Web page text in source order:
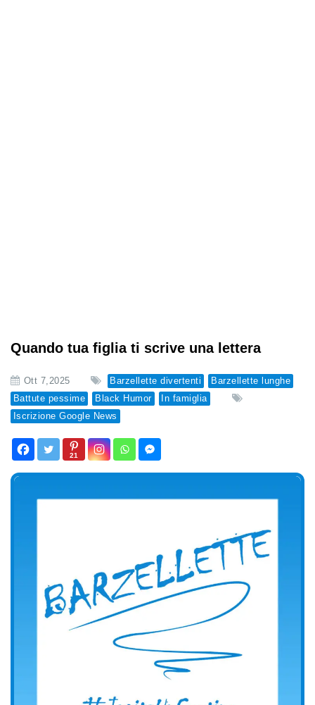
Quando tua figlia ti scrive una lettera
Ott 7,2025 Barzellette divertenti
Barzellette lunghe
Battute pessime
Black Humor
In famiglia
Iscrizione Google News
21